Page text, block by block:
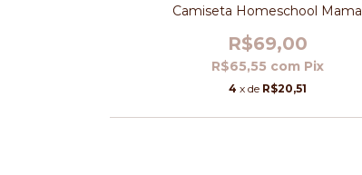
Camiseta Homeschool Mama
R$69,00
R$65,55 com Pix
4 x de R$20,51